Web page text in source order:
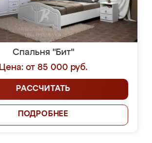
Спальня "Бит"
Цена: от 85 000 руб.
РАССЧИТАТЬ
ПОДРОБНЕЕ